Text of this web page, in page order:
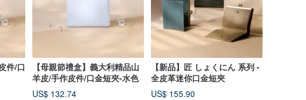
件/口
【母親節禮盒】義大利精品山
羊皮/手作皮件/口金短夾-水色
US$ 132.74
【新品】匠 しょくにん 系列 -
全皮革迷你口金短夾
US$ 155.90